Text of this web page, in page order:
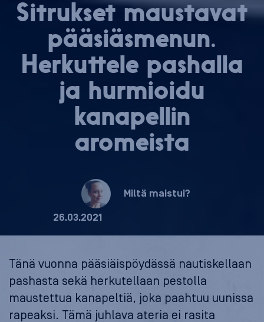
Sitrukset maustavat
pää­siäs­me­nun.
Herkuttele pashalla
ja hurmioidu
kanapellin
aromeista
Miltä maistui?
26.03.2021
Tänä vuonna pääsiäispöydässä nautiskellaan
pashasta sekä herkutellaan pestolla
maustettua kanapeltiä, joka paahtuu uunissa
rapeaksi. Tämä juhlava ateria ei rasita